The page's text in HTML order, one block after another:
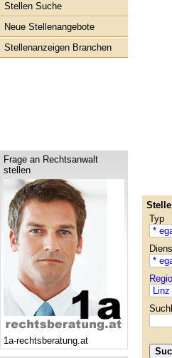
Stellen Suche
Neue Stellenangebote
Stellenanzeigen Branchen
Frage an Rechtsanwalt
stellen
1a-rechtsberatung.at
Typ